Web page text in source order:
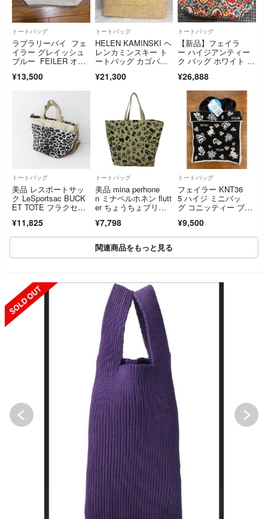
トートバッグ
ラブラリーバイ フェ
イラー グレイッシュ
ブルー FEILER オー
トートバッグ アイボ
¥13,500
トートバッグ
HELEN KAMINSKI ヘ
レンカミンスキー ト
ートバッグ カゴバッ
¥21,300
トートバッグ
【新品】フェイラ
ー ハイジアンティー
ク バッグ ホワイト W
¥26,888
トートバッグ
美品 レスポートサッ
ク LeSportsac BUCK
ET TOTE フラクセン
トバッグ ベージュ／
服飾 ショルダー【240
¥11,825
トートバッグ
美品 mina perhone
n ミナペルホネン flutt
er ちょうちょプリン
459 カーキ ネイビ
ー レディース 古着 中
古 USED
¥7,798
トートバッグ
フェイラー KNT36
5 ハイジ ミニバッ
グ コニッティー ブラ
¥9,500
関連商品をもっと見る
SOLD OUT